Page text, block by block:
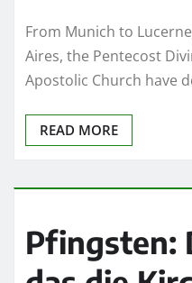
From Munich to
Aires, the Pentecost
Apostolic Church have
READ MORE
Pfingsten: